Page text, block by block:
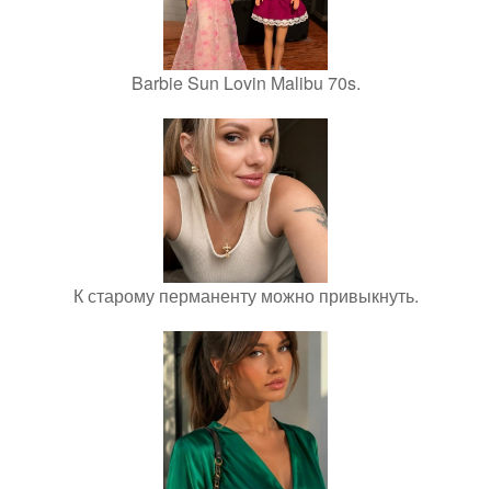
Barbie Sun Lovin Malibu 70s.
К старому перманенту можно привыкнуть.